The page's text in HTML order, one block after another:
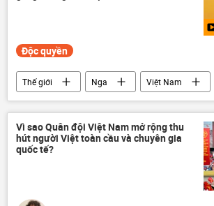
Độc quyền
Thế giới Nga
Việt Nam
quan hệ song phương
Hợp tác Nga-Việt
Kinh tế
Multimedia
SPIEF 2026
Video
Đông Nam Á
Vì sao Quân đội Việt Nam mở rộng thu
hút người Việt toàn cầu và chuyên gia
quốc tế?